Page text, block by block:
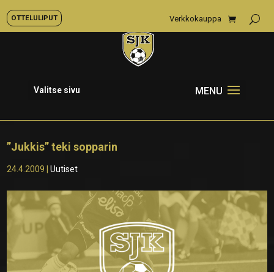
OTTELULIPUT Verkkokauppa
Valitse sivu
”Jukkis” teki sopparin
24.4.2009 |Uutiset